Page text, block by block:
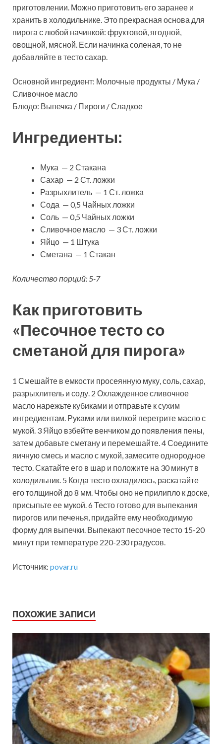
приготовлении. Можно приготовить его заранее и
хранить в холодильнике. Это прекрасная основа для
пирога с любой начинкой: фруктовой, ягодной,
овощной, мясной. Если начинка соленая, то не
добавляйте в тесто сахар.
Основной ингредиент: Молочные продукты / Мука /
Сливочное масло
Блюдо: Выпечка / Пироги / Сладкое
Ингредиенты:
Мука — 2 Стакана
Сахар — 2 Ст. ложки
Разрыхлитель — 1 Ст. ложка
Сода — 0,5 Чайных ложки
Соль — 0,5 Чайных ложки
Сливочное масло — 3 Ст. ложки
Яйцо — 1 Штука
Сметана — 1 Стакан
Количество порций: 5-7
Как приготовить
«Песочное тесто со
сметаной для пирога»
1 Смешайте в емкости просеянную муку, соль, сахар,
разрыхлитель и соду. 2 Охлажденное сливочное
масло нарежьте кубиками и отправьте к сухим
ингредиентам. Руками или вилкой перетрите масло с
мукой. 3 Яйцо взбейте венчиком до появления пены,
затем добавьте сметану и перемешайте. 4 Соедините
яичную смесь и масло с мукой, замесите однородное
тесто. Скатайте его в шар и положите на 30 минут в
холодильник. 5 Когда тесто охладилось, раскатайте
его толщиной до 8 мм. Чтобы оно не прилипло к доске,
присыпьте ее мукой. 6 Тесто готово для выпекания
пирогов или печенья, придайте ему необходимую
форму для выпечки. Выпекают песочное тесто 15-20
минут при температуре 220-230 градусов.
Источник: povar.ru
ПОХОЖИЕ ЗАПИСИ